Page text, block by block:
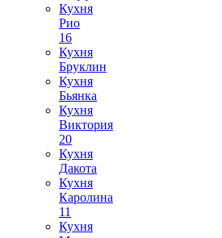
Кухня
Рио
16
Кухня
Бруклин
Кухня
Бьянка
Кухня
Виктория
20
Кухня
Дакота
Кухня
Каролина
11
Кухня